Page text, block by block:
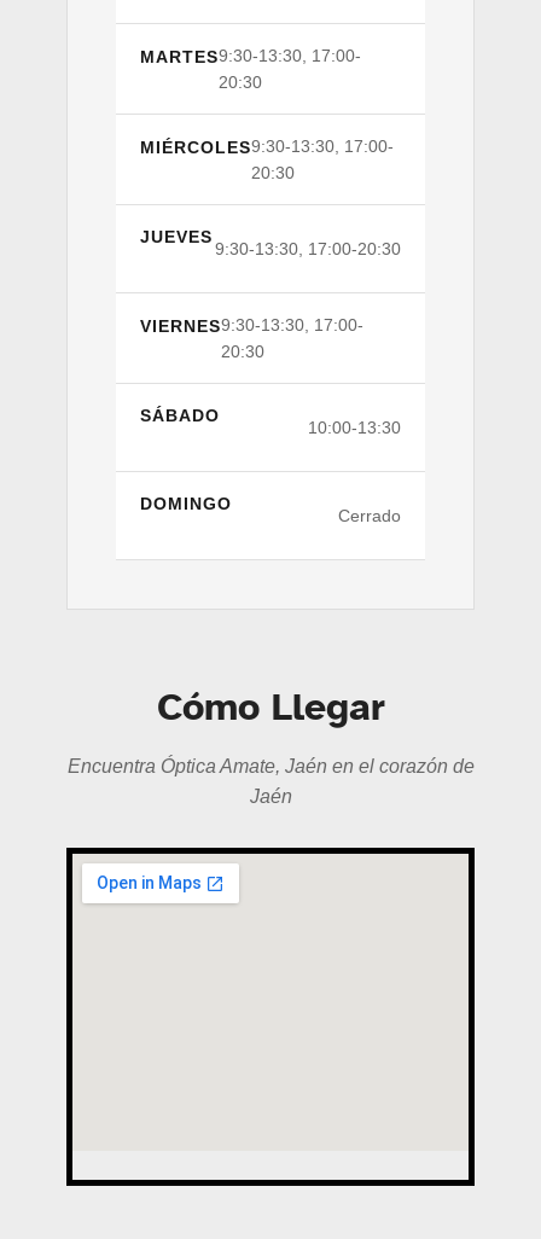
MARTES9:30-13:30, 17:00-
20:30
MIÉRCOLES9:30-13:30, 17:00-
20:30
JUEVES
9:30-13:30, 17:00-20:30
VIERNES9:30-13:30, 17:00-
20:30
SÁBADO
10:00-13:30
DOMINGO
Cerrado
Cómo Llegar
Encuentra Óptica Amate, Jaén en el corazón de
Jaén